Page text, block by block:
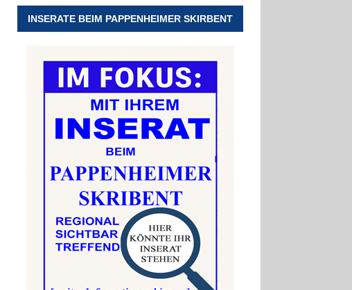
INSERATE BEIM PAPPENHEIMER SKIRBENT